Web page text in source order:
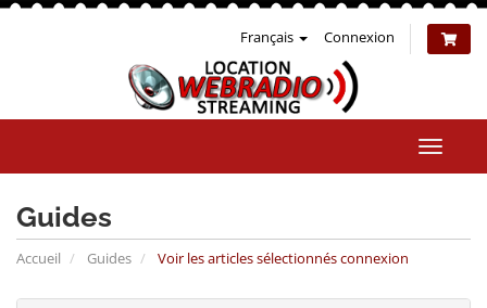
Français Connexion
la
Guides
Accueil Guides Voir les articles sélectionnés connexion